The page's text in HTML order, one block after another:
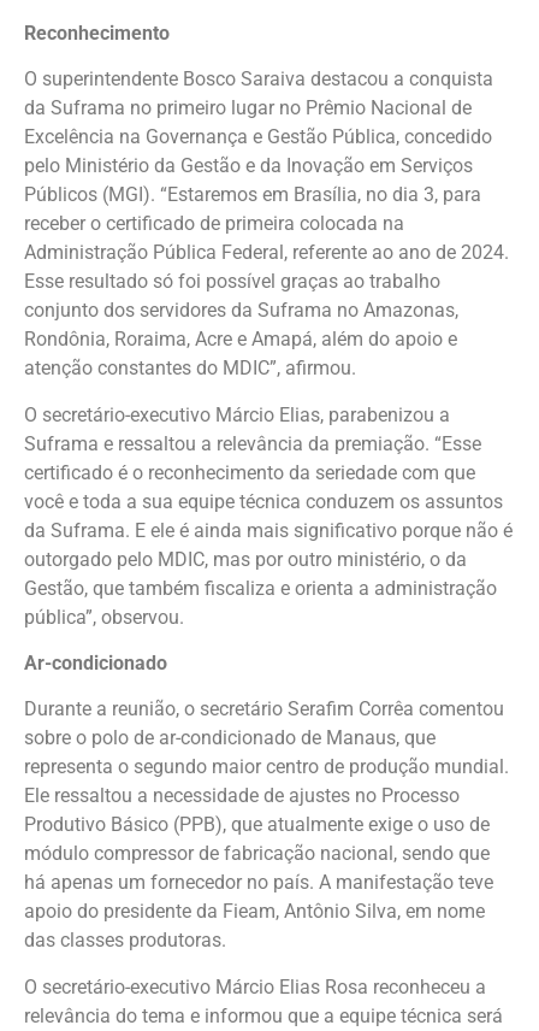
Reconhecimento
O superintendente Bosco Saraiva destacou a conquista
da Suframa no primeiro lugar no Prêmio Nacional de
Excelência na Governança e Gestão Pública, concedido
pelo Ministério da Gestão e da Inovação em Serviços
Públicos (MGI). “Estaremos em Brasília, no dia 3, para
receber o certificado de primeira colocada na
Administração Pública Federal, referente ao ano de 2024.
Esse resultado só foi possível graças ao trabalho
conjunto dos servidores da Suframa no Amazonas,
Rondônia, Roraima, Acre e Amapá, além do apoio e
atenção constantes do MDIC”, afirmou.
O secretário-executivo Márcio Elias, parabenizou a
Suframa e ressaltou a relevância da premiação. “Esse
certificado é o reconhecimento da seriedade com que
você e toda a sua equipe técnica conduzem os assuntos
da Suframa. E ele é ainda mais significativo porque não é
outorgado pelo MDIC, mas por outro ministério, o da
Gestão, que também fiscaliza e orienta a administração
pública”, observou.
Ar-condicionado
Durante a reunião, o secretário Serafim Corrêa comentou
sobre o polo de ar-condicionado de Manaus, que
representa o segundo maior centro de produção mundial.
Ele ressaltou a necessidade de ajustes no Processo
Produtivo Básico (PPB), que atualmente exige o uso de
módulo compressor de fabricação nacional, sendo que
há apenas um fornecedor no país. A manifestação teve
apoio do presidente da Fieam, Antônio Silva, em nome
das classes produtoras.
O secretário-executivo Márcio Elias Rosa reconheceu a
relevância do tema e informou que a equipe técnica será